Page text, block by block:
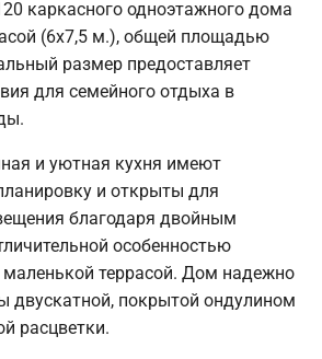
каркасного одноэтажного дома
(6х7,5 м.), общей площадью
размер предоставляет
для семейного отдыха в
и уютная кухня имеют
и открыты для
благодаря двойным
особенностью
маленькой террасой. Дом надежно
двускатной, покрытой ондулином
расцветки.